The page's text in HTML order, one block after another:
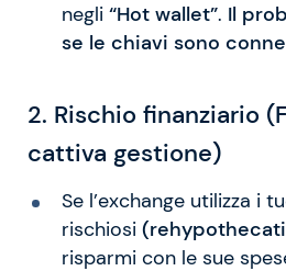
negli “Hot wallet”. Il
se le chiavi sono
2. Rischio finanziario
cattiva gestione)
Se l’exchange utilizza i
rischiosi
risparmi con le sue